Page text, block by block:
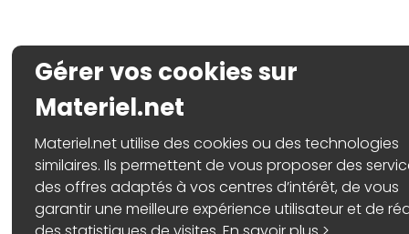
Gérer vos cookies sur
Materiel.net
Materiel.net utilise des cookies ou des technologies
similaires. Ils permettent de vous proposer des
des offres adaptés à vos centres d’intérêt, de vous
garantir une meilleure expérience utilisateur et de